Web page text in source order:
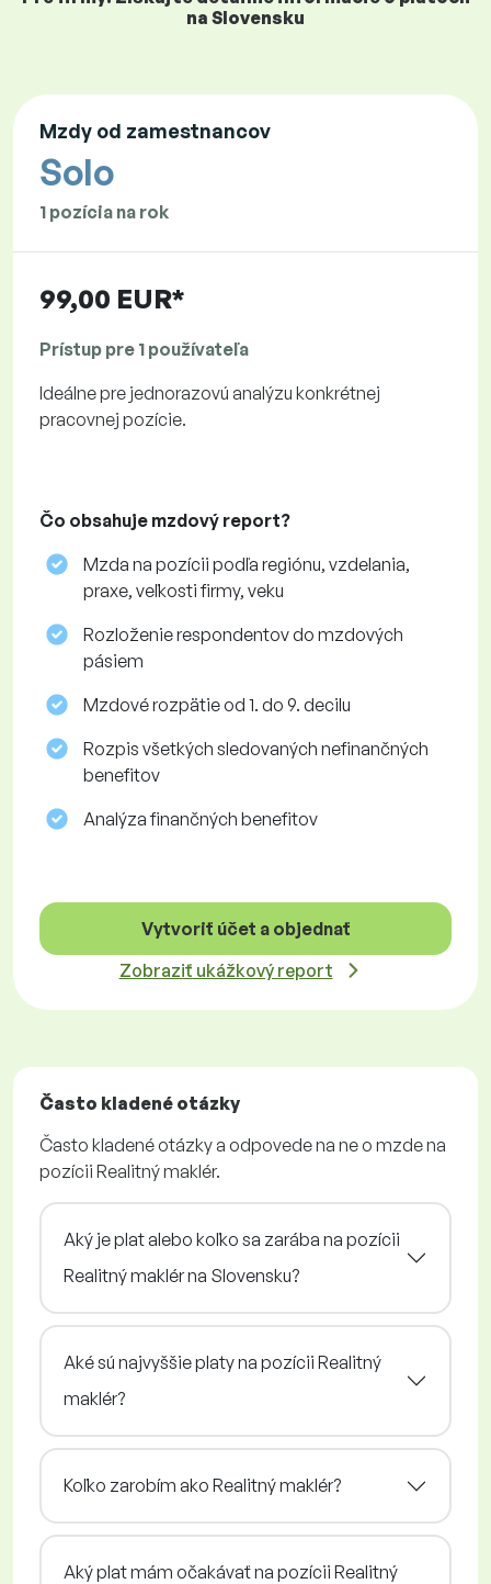
na Slovensku
Mzdy od zamestnancov
Solo
1 pozícia na rok
99,00 EUR*
Prístup pre 1 používateľa
Ideálne pre jednorazovú analýzu konkrétnej
pracovnej pozície.
Čo obsahuje mzdový report?
Mzda na pozícii podľa regiónu, vzdelania,
praxe, veľkosti firmy, veku
Rozloženie respondentov do mzdových
pásiem
Mzdové rozpätie od 1. do 9. decilu
Rozpis všetkých sledovaných nefinančných
benefitov
Analýza finančných benefitov
Vytvoriť účet a objednať
Zobraziť ukážkový report
Často kladené otázky
Často kladené otázky a odpovede na ne o mzde na
pozícii Realitný maklér.
Aký je plat alebo koľko sa zarába na pozícii
Realitný maklér na Slovensku?
Aké sú najvyššie platy na pozícii Realitný
maklér?
Koľko zarobím ako Realitný maklér?
Aký plat mám očakávať na pozícii Realitný